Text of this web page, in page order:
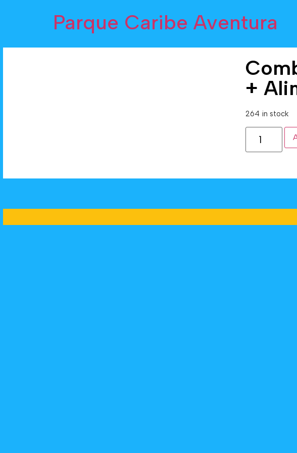
Parque Caribe Aventura
+
264 in stock